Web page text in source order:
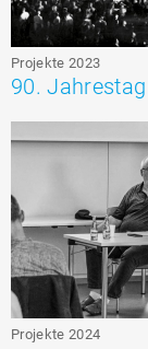
Projekte 2023
90.
Projekte 2024